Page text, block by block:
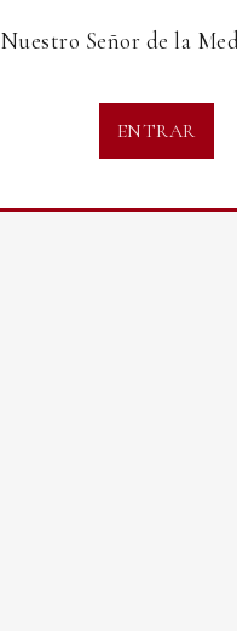
Nuestro Señor de la
ENTRAR